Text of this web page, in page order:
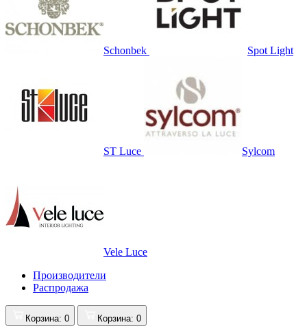
Schonbek Spot Light
ST Luce Sylcom
Vele Luce
Производители
Распродажа
Корзина: 0 Корзина: 0